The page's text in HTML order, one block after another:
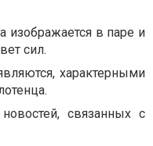
изображается в паре и
сил.
характерными
связанных с